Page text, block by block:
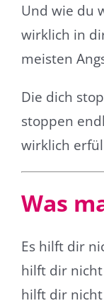
Und wie du
wirklich in
meisten
Die dich
stoppen
wirklich
Was
Es hilft dir
hilft dir nicht
hilft dir